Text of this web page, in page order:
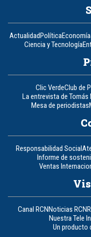
ActualidadPolíticaEconomía
Ciencia y Tecnología
Clic VerdeClub de
La entrevista de
Mesa de periodistas
Responsabilidad Social
Informe de
Ventas
Canal RCNNoticias RCN
Nuestra Tele
Un producto